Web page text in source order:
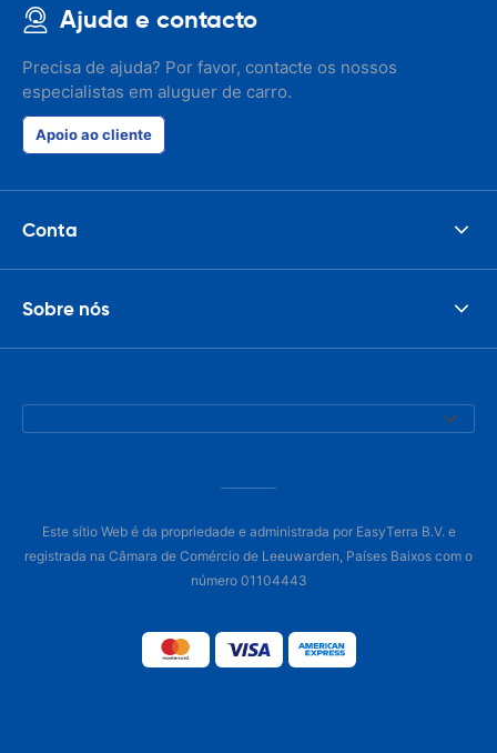
Ajuda e contacto
Precisa de ajuda? Por favor, contacte os nossos
especialistas em aluguer de carro.
Apoio ao cliente
Conta
Sobre nós
Este sítio Web é da propriedade e administrada por EasyTerra B.V. e
registrada na Câmara de Comércio de Leeuwarden, Países Baixos com o
número 01104443